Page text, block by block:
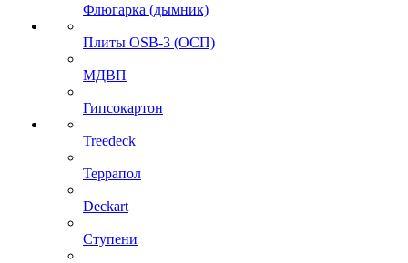
Флюгарка (дымник)
Плиты OSB-3 (ОСП)
МДВП
Гипсокартон
Treedeck
Террапол
Deckart
Ступени